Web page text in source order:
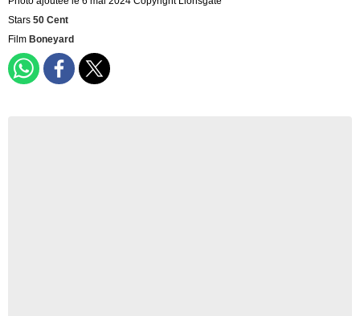
Stars 50 Cent
Film Boneyard